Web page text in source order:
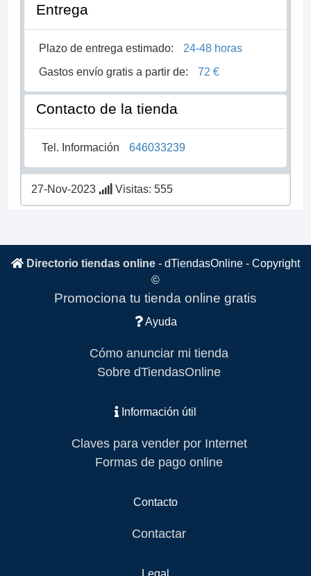
Entrega
Plazo de entrega estimado:
24-48 horas
Gastos envío gratis a partir de:
72 €
Contacto de la tienda
Tel. Información 646033239
27-Nov-2023 Visitas: 555
Directorio tiendas online - dTiendasOnline - Copyright
©
Promociona tu tienda online gratis
Ayuda
Cómo anunciar mi tienda
Sobre dTiendasOnline
Información útil
Claves para vender por Internet
Formas de pago online
Contacto
Contactar
Legal